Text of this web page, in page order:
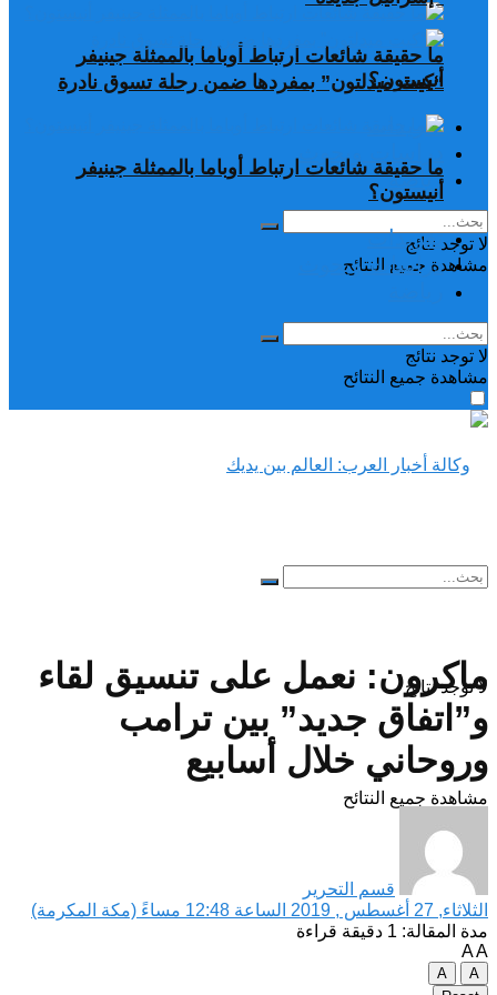
ما حقيقة شائعات ارتباط أوباما بالممثلة جينيفر
أنيستون؟
تغريدات
دراسات وبحوث
رياضة
لا توجد نتائج
مشاهدة جميع النتائح
“كيت ميدلتون” بمفردها ضمن رحلة تسوق نادرة
ما حقيقة شائعات ارتباط أوباما بالممثلة جينيفر
أنيستون؟
تغريدات
دراسات وبحوث
لا توجد نتائج
مشاهدة جميع النتائح
لا توجد نتائج
مشاهدة جميع النتائح
ماكرون: نعمل على تنسيق لقاء
و”اتفاق جديد” بين ترامب
وروحاني خلال أسابيع
قسم التحرير
الثلاثاء, 27 أغسطس , 2019 الساعة 12:48 مساءً (مكة المكرمة)
مدة المقالة: 1 دقيقة قراءة
AA
A
A